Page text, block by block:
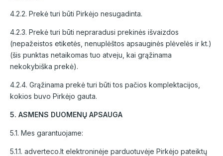
4.2.2. Prekė turi būti Pirkėjo nesugadinta.
4.2.3. Prekė turi būti nepraradusi prekinės išvaizdos
(nepažeistos etiketės, nenuplėštos apsauginės plėvelės ir kt.)
(šis punktas netaikomas tuo atveju, kai grąžinama
nekokybiška prekė).
4.2.4. Grąžinama prekė turi būti tos pačios komplektacijos,
kokios buvo Pirkėjo gauta.
5. ASMENS DUOMENŲ APSAUGA
5.1. Mes garantuojame:
5.1.1. adverteco.lt elektroninėje parduotuvėje Pirkėjo pateiktų